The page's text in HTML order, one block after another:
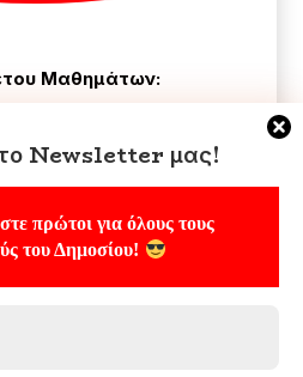
Newsletter μας!
πρώτοι για όλους τους
του Δημοσίου!
Μαθημάτων: